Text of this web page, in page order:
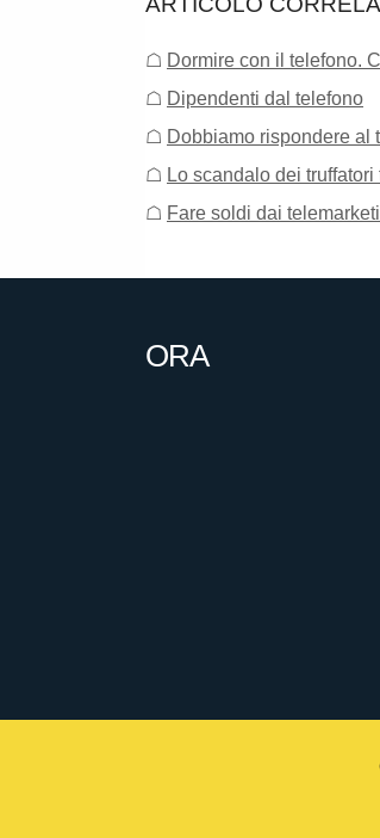
☖ Dormire con il telefono.
☖ Dipendenti dal telefono
☖ Dobbiamo rispondere al
☖ Lo scandalo dei truffatori
☖ Fare soldi dai
ORA